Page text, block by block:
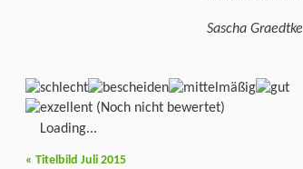
Sascha Graedtke
(Noch nicht bewertet)
Loading...
« Titelbild Juli 2015